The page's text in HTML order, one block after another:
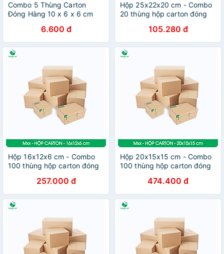
Combo 5 Thùng Carton
Đóng Hàng 10 x 6 x 6 cm
6.600 đ
Hộp 25x22x20 cm - Combo
20 thùng hộp carton đóng
105.280 đ
Hộp 16x12x6 cm - Combo
100 thùng hộp carton đóng
257.000 đ
Hộp 20x15x15 cm - Combo
100 thùng hộp carton đóng
474.400 đ